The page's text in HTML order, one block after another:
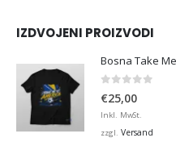
IZDVOJENI PROIZVODI
Bosna Take
€25,00
Inkl. MwSt.
zzgl. Versand